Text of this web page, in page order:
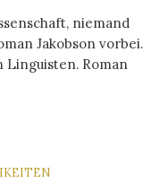
niemand
Jakobson vorbei.
Roman